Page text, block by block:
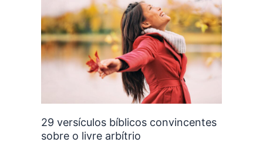
29 versículos bíblicos convincentes
sobre o livre arbítrio